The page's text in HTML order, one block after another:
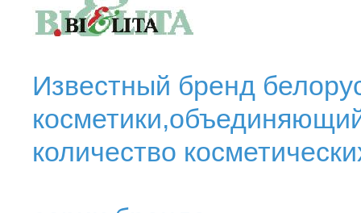
Известный бренд
количество